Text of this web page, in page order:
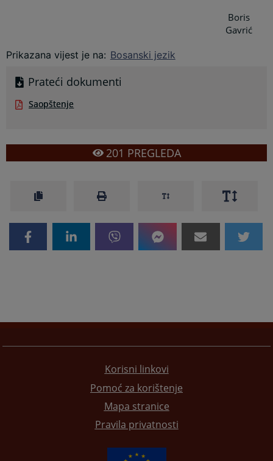
Boris
Gavrić
Prikazana vijest je na: Bosanski jezik
Prateći dokumenti
Saopštenje
201 PREGLEDA
Korisni linkovi
Pomoć za korištenje
Mapa stranice
Pravila privatnosti